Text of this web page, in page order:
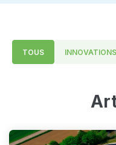
TOUS